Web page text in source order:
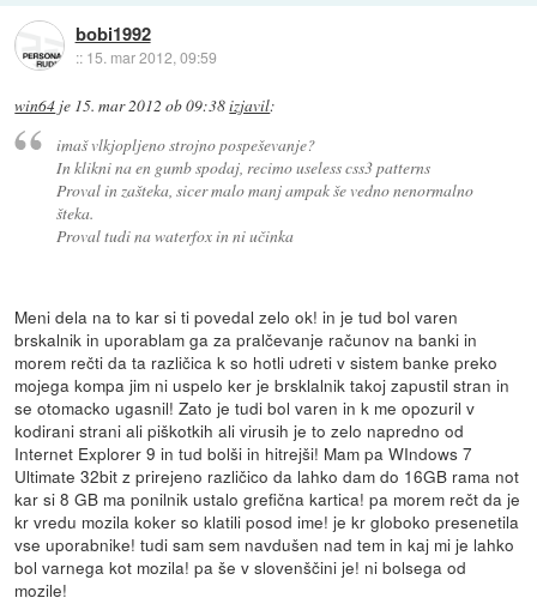
bobi1992
:: 15. mar 2012, 09:59
win64 je 15. mar 2012 ob 09:38izjavil:
imaš vlkjopljeno strojno pospeševanje?
In klikni na en gumb spodaj, recimo useless css3 patterns
Proval in zašteka, sicer malo manj ampak še vedno nenormalno
šteka.
Proval tudi na waterfox in ni učinka
Meni dela na to kar si ti povedal zelo ok! in je tud bol varen
brskalnik in uporablam ga za pralčevanje računov na banki in
morem rečti da ta različica k so hotli udreti v sistem banke preko
mojega kompa jim ni uspelo ker je brsklalnik takoj zapustil stran in
se otomacko ugasnil! Zato je tudi bol varen in k me opozuril v
kodirani strani ali piškotkih ali virusih je to zelo napredno od
Internet Explorer 9 in tud bolši in hitrejši! Mam pa WIndows 7
Ultimate 32bit z prirejeno različico da lahko dam do 16GB rama not
kar si 8 GB ma ponilnik ustalo grefična kartica! pa morem rečt da je
kr vredu mozila koker so klatili posod ime! je kr globoko presenetila
vse uporabnike! tudi sam sem navdušen nad tem in kaj mi je lahko
bol varnega kot mozila! pa še v slovenščini je! ni bolsega od
mozile!